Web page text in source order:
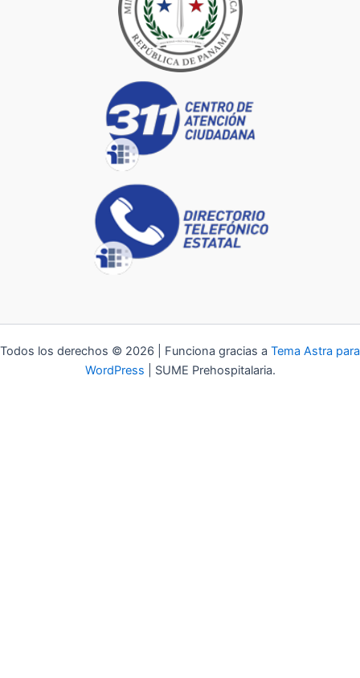
Todos los derechos © 2026 | Funciona gracias a Tema Astra para
WordPress | SUME Prehospitalaria.